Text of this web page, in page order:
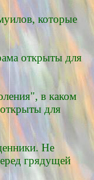
которые
открыты для
в каком
для
Не
грядущей